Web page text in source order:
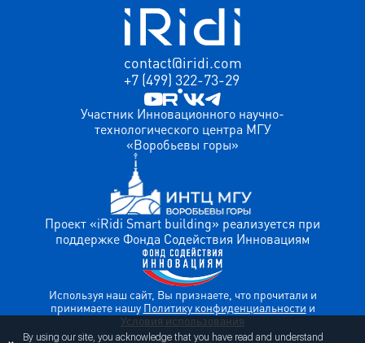
contact@iridi.com
+7 (499) 322-73-29
Участник Инновационного научно-
технологического центра МГУ
«Воробьевы горы»
Проект «iRidi Smart building» реализуется при
поддержке Фонда Содействия Инновациям
Используя наш сайт, Вы признаете, что прочитали и
принимаете нашу Политику конфиденциальности и
Условия использования
By using our site, you acknowledge that you have read and understand